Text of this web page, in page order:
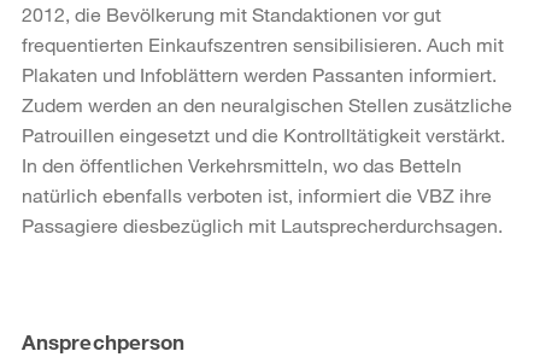
2012, die Bevölkerung mit Standaktionen vor gut
frequentierten Einkaufszentren sensibilisieren. Auch mit
Plakaten und Infoblättern werden Passanten informiert.
Zudem werden an den neuralgischen Stellen zusätzliche
Patrouillen eingesetzt und die Kontrolltätigkeit verstärkt.
In den öffentlichen Verkehrsmitteln, wo das Betteln
natürlich ebenfalls verboten ist, informiert die VBZ ihre
Passagiere diesbezüglich mit Lautsprecherdurchsagen.
Weitere
Ansprechperson